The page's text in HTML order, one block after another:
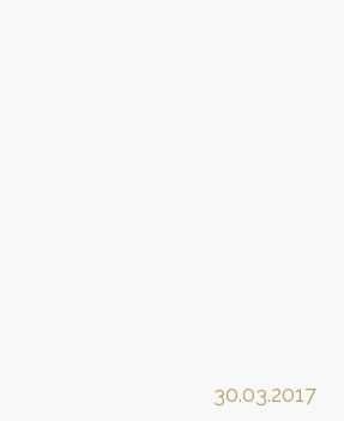
30.03.2017